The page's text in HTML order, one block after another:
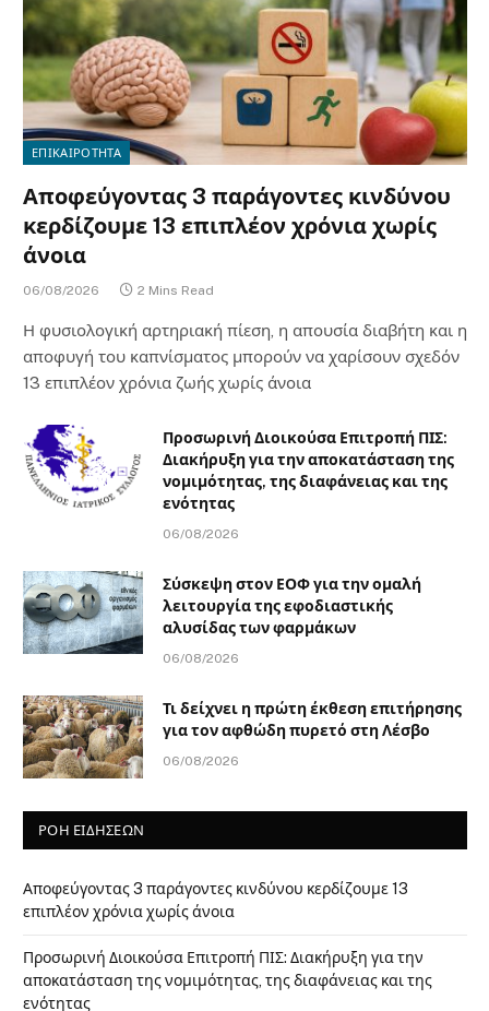
ΕΠΙΚΑΙΡΟΤΗΤΑ
Αποφεύγοντας 3 παράγοντες κινδύνου
κερδίζουμε 13 επιπλέον χρόνια χωρίς
άνοια
06/08/2026 2 Mins Read
Η φυσιολογική αρτηριακή πίεση, η απουσία διαβήτη και η
αποφυγή του καπνίσματος μπορούν να χαρίσουν σχεδόν
13 επιπλέον χρόνια ζωής χωρίς άνοια
Προσωρινή Διοικούσα Επιτροπή ΠΙΣ:
Διακήρυξη για την αποκατάσταση της
νομιμότητας, της διαφάνειας και της
ενότητας
06/08/2026
Σύσκεψη στον ΕΟΦ για την ομαλή
λειτουργία της εφοδιαστικής
αλυσίδας των φαρμάκων
06/08/2026
Τι δείχνει η πρώτη έκθεση επιτήρησης
για τον αφθώδη πυρετό στη Λέσβο
06/08/2026
ΡΟΗ ΕΙΔΗΣΕΩΝ
Αποφεύγοντας 3 παράγοντες κινδύνου κερδίζουμε 13
επιπλέον χρόνια χωρίς άνοια
Προσωρινή Διοικούσα Επιτροπή ΠΙΣ: Διακήρυξη για την
αποκατάσταση της νομιμότητας, της διαφάνειας και της
ενότητας